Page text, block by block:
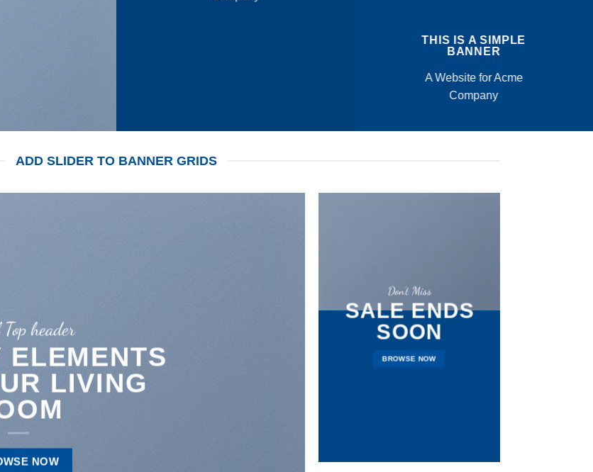
THIS IS A SIMPLE
BANNER
A Website for Acme
Company
ADD SLIDER TO BANNER GRIDS
header
ELEMENTS
LIVING
NOW
Don’t Miss
SALE ENDS
SOON
BROWSE NOW